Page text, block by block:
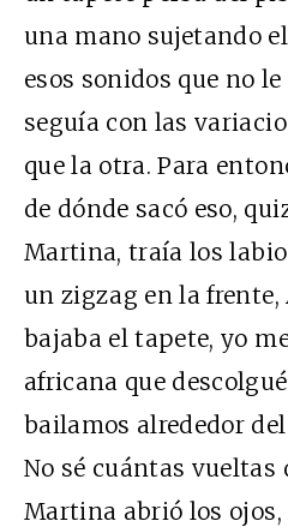
una mano sujetando
esos sonidos que no
seguía con las
que la otra. Para
de dónde sacó eso,
Martina, traía los
un zigzag en la
bajaba el tapete, yo
africana que
bailamos alrededor
No sé cuántas vueltas
Martina abrió los